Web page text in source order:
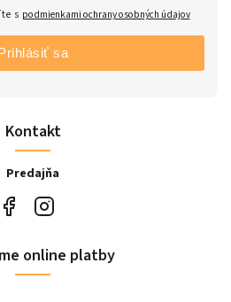
Kontakt
Predajňa
s podmienkami ochrany osobných údajov
sa
online platby